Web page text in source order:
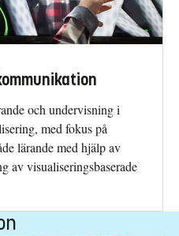
och undervisning i
med fokus på
lärande med hjälp av
av visualiseringsbaserade